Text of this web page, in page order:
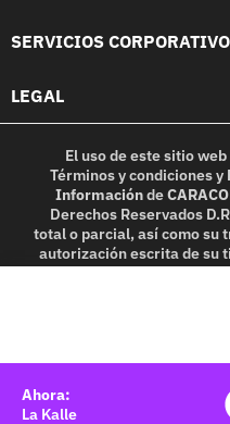
SERVICIOS
LEGAL
El uso de este sitio
Términos y condicionesy
Informaciónde
Derechos Reservados
total o parcial, así como su
autorización escrita de su
in part, or translation
La Kalle